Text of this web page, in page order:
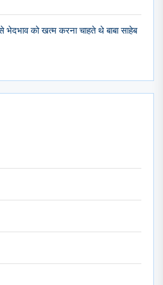
भेदभाव को खत्म करना चाहते थे बाबा साहेब